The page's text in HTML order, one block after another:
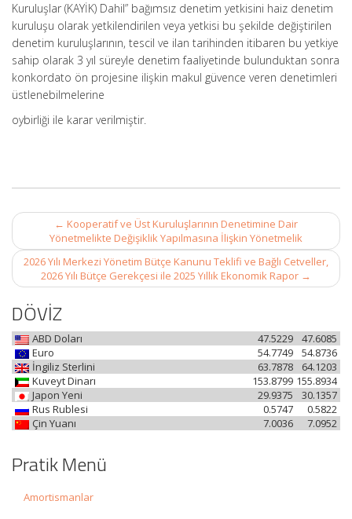
Kuruluşlar (KAYİK) Dahil” bağımsız denetim yetkisini haiz denetim
kuruluşu olarak yetkilendirilen veya yetkisi bu şekilde değiştirilen
denetim kuruluşlarının, tescil ve ilan tarihinden itibaren bu yetkiye
sahip olarak 3 yıl süreyle denetim faaliyetinde bulunduktan sonra
konkordato ön projesine ilişkin makul güvence veren denetimleri
üstlenebilmelerine
oybirliği ile karar verilmiştir.
Post
navigation
← Kooperatif ve Üst Kuruluşlarının Denetimine Dair
Yönetmelikte Değişiklik Yapılmasına İlişkin Yönetmelik
2026 Yılı Merkezi Yönetim Bütçe Kanunu Teklifi ve Bağlı Cetveller,
2026 Yılı Bütçe Gerekçesi ile 2025 Yıllık Ekonomik Rapor →
DÖVİZ
ABD Doları 47.6085
47.5229
Euro
54.8736
54.7749
İngiliz Sterlini
64.1203
63.7878
Kuveyt Dinarı
155.8934
153.8799
Japon Yeni
30.1357
29.9375
Rus Rublesi
0.5822
0.5747
Çin Yuanı
7.0952
7.0036
Pratik Menü
Amortismanlar